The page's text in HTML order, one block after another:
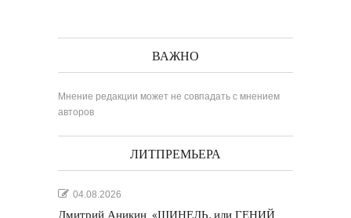
ВАЖНО
Мнение редакции может не совпадать с мнением
авторов
ЛИТПРЕМЬЕРА
04.08.2026
Дмитрий Аникин. «ШИНЕЛЬ, или ГЕНИЙ